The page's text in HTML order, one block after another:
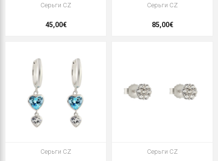
Серьги CZ
45,00€
Серьги CZ
85,00€
Серьги CZ Серьги CZ